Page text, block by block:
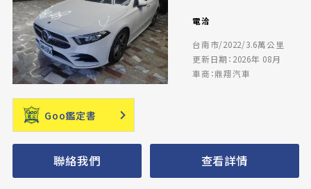
電洽
台南市/2022/3.6萬公里
更新日期：2026年 08月
車商：鼎翔汽車
Goo鑑定書
聯絡我們 查看詳情